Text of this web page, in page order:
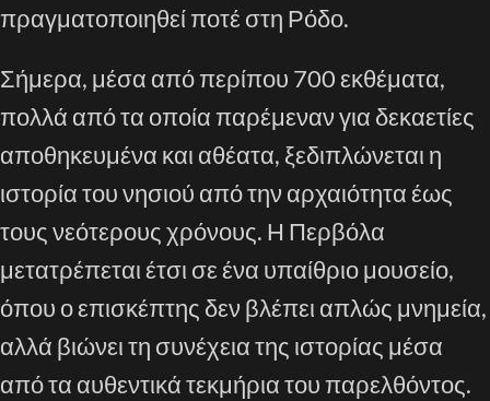
πραγματοποιηθεί ποτέ στη Ρόδο.
Σήμερα, μέσα από περίπου 700 εκθέματα,
πολλά από τα οποία παρέμεναν για δεκαετίες
αποθηκευμένα και αθέατα, ξεδιπλώνεται η
ιστορία του νησιού από την αρχαιότητα έως
τους νεότερους χρόνους. Η Περβόλα
μετατρέπεται έτσι σε ένα υπαίθριο μουσείο,
όπου ο επισκέπτης δεν βλέπει απλώς μνημεία,
αλλά βιώνει τη συνέχεια της ιστορίας μέσα
από τα αυθεντικά τεκμήρια του παρελθόντος.